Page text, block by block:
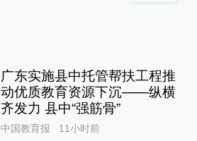
广东实施县中托管帮扶工程推
动优质教育资源下沉——纵横
齐发力 县中“强筋骨”
中国教育报
11小时前